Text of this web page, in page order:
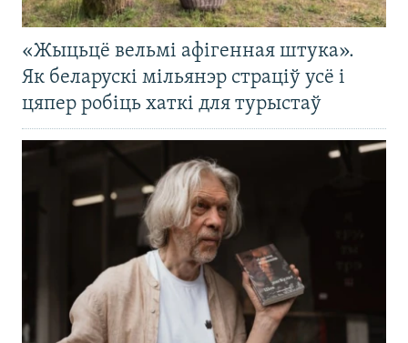
«Жыцьцё вельмі афігенная штука».
Як беларускі мільянэр страціў усё і
цяпер робіць хаткі для турыстаў